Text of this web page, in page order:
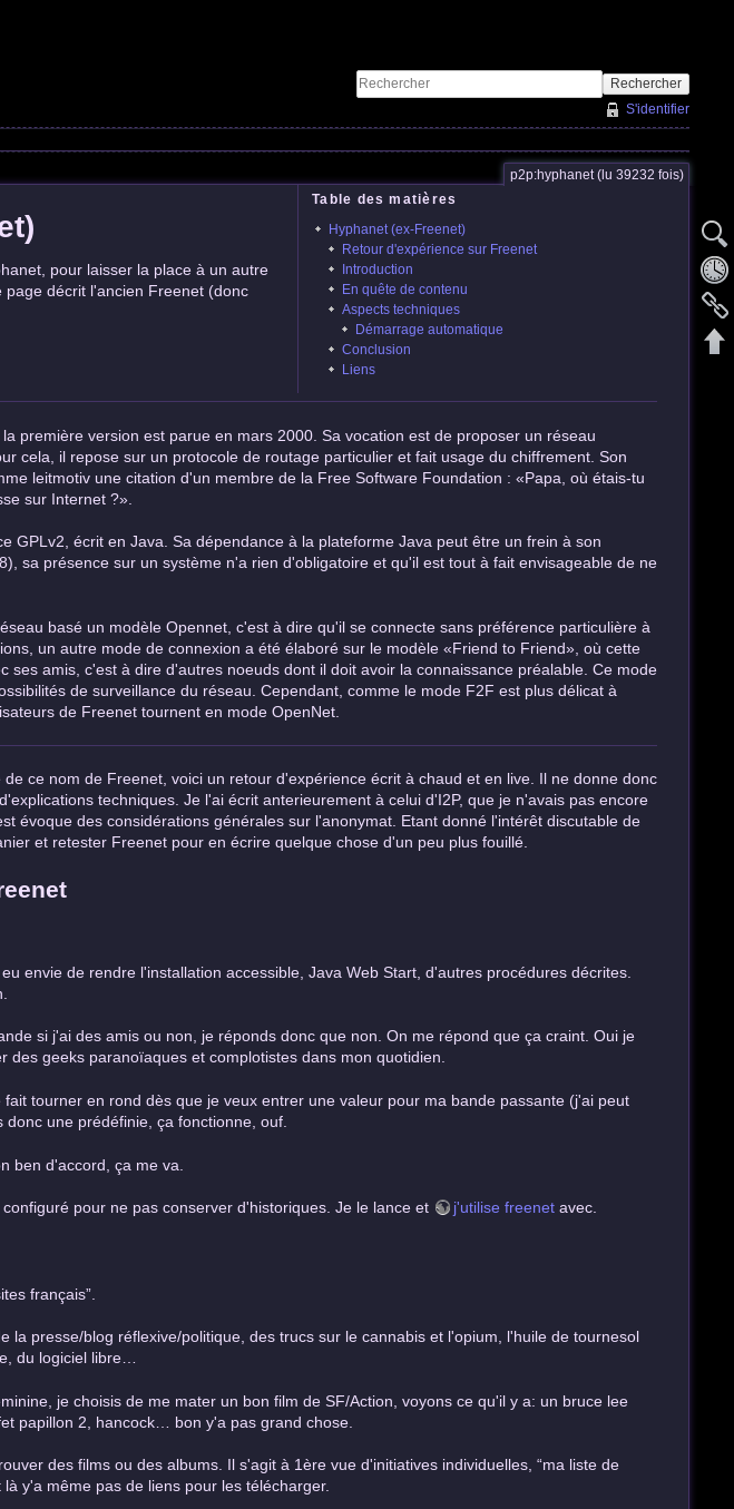
Rechercher
S'identifier
p2p:hyphanet (lu 39232 fois)
Table des matières
Hyphanet (ex-Freenet)
Retour d'expérience sur Freenet
Introduction
En quête de contenu
Aspects techniques
Démarrage automatique
Conclusion
Liens
pour laisser la place à un autre
décrit l'ancien Freenet (donc
première version est parue en mars 2000. Sa vocation est de proposer un réseau
cela, il repose sur un protocole de routage particulier et fait usage du chiffrement. Son
leitmotiv une citation d'un membre de la Free Software Foundation : «Papa, où étais-tu
sur Internet ?».
GPLv2, écrit en Java. Sa dépendance à la plateforme Java peut être un frein à son
sa présence sur un système n'a rien d'obligatoire et qu'il est tout à fait envisageable de ne
basé un modèle Opennet, c'est à dire qu'il se connecte sans préférence particulière à
un autre mode de connexion a été élaboré sur le modèle «Friend to Friend», où cette
ses amis, c'est à dire d'autres noeuds dont il doit avoir la connaissance préalable. Ce mode
de surveillance du réseau. Cependant, comme le mode F2F est plus délicat à
de Freenet tournent en mode OpenNet.
ce nom de Freenet, voici un retour d'expérience écrit à chaud et en live. Il ne donne donc
techniques. Je l'ai écrit anterieurement à celui d'I2P, que je n'avais pas encore
évoque des considérations générales sur l'anonymat. Etant donné l'intérêt discutable de
et retester Freenet pour en écrire quelque chose d'un peu plus fouillé.
envie de rendre l'installation accessible, Java Web Start, d'autres procédures décrites.
si j'ai des amis ou non, je réponds donc que non. On me répond que ça craint. Oui je
des geeks paranoïaques et complotistes dans mon quotidien.
tourner en rond dès que je veux entrer une valeur pour ma bande passante (j'ai peut
une prédéfinie, ça fonctionne, ouf.
ben d'accord, ça me va.
pour ne pas conserver d'historiques. Je le lance et j'utilise freenet avec.
français”.
la presse/blog réflexive/politique, des trucs sur le cannabis et l'opium, l'huile de tournesol
du logiciel libre…
je choisis de me mater un bon film de SF/Action, voyons ce qu'il y a: un bruce lee
papillon 2, hancock… bon y'a pas grand chose.
des films ou des albums. Il s'agit à 1ère vue d'initiatives individuelles, “ma liste de
y'a même pas de liens pour les télécharger.